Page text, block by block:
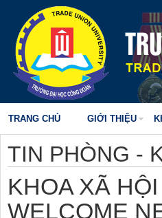
TRANG CHỦ GIỚI THIỆU
TIN PHÒNG -
KHOA XÃ
WELCOME